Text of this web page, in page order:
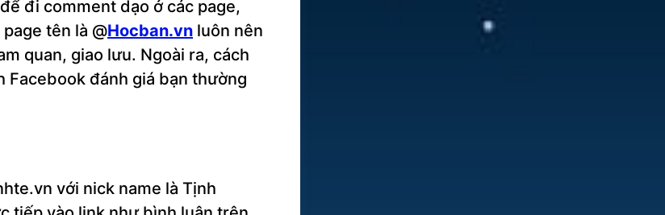
đi comment dạo ở các page,
tên là @Hocban.vn luôn nên
quan, giao lưu. Ngoài ra, cách
Facebook đánh giá bạn thường
với nick name là Tịnh